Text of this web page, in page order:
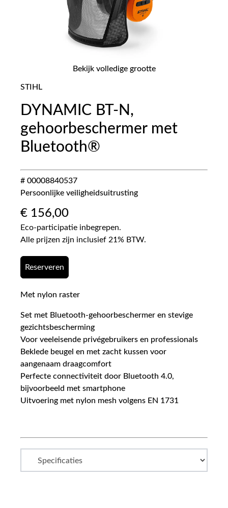
Bekijk volledige grootte
STIHL
DYNAMIC BT-N,
gehoorbeschermer met
Bluetooth®
# 00008840537
Persoonlijke veiligheidsuitrusting
€ 156,00
Eco-participatie inbegrepen.
Alle prijzen zijn inclusief 21% BTW.
Reserveren
Met nylon raster
Set met Bluetooth-gehoorbeschermer en stevige
gezichtsbescherming
Voor veeleisende privégebruikers en professionals
Beklede beugel en met zacht kussen voor
aangenaam draagcomfort
Perfecte connectiviteit door Bluetooth 4.0,
bijvoorbeeld met smartphone
Uitvoering met nylon mesh volgens EN 1731